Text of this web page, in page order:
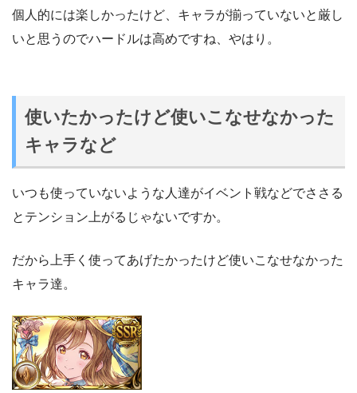
個人的には楽しかったけど、キャラが揃っていないと厳し
いと思うのでハードルは高めですね、やはり。
使いたかったけど使いこなせなかった
キャラなど
いつも使っていないような人達がイベント戦などでささる
とテンション上がるじゃないですか。
だから上手く使ってあげたかったけど使いこなせなかった
キャラ達。